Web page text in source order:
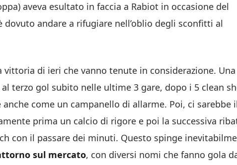
aveva esultato in faccia a Rabiot in occasione del
dovuto andare a rifugiare nell’oblio degli sconfitti al
di ieri che vanno tenute in considerazione. Una
terzo gol subito nelle ultime 3 gare, dopo i 5 clean
come un campanello di allarme. Poi, ci sarebbe
prima un calcio di rigore e poi la successiva
con il passare dei minuti. Questo spinge
sul mercato, con diversi nomi che fanno gola